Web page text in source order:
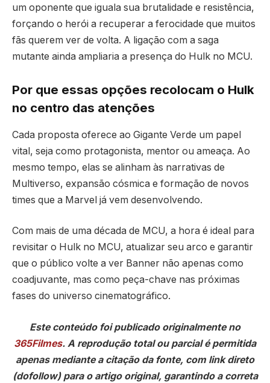
um oponente que iguala sua brutalidade e resistência,
forçando o herói a recuperar a ferocidade que muitos
fãs querem ver de volta. A ligação com a saga
mutante ainda ampliaria a presença do Hulk no MCU.
Por que essas opções recolocam o Hulk
no centro das atenções
Cada proposta oferece ao Gigante Verde um papel
vital, seja como protagonista, mentor ou ameaça. Ao
mesmo tempo, elas se alinham às narrativas de
Multiverso, expansão cósmica e formação de novos
times que a Marvel já vem desenvolvendo.
Com mais de uma década de MCU, a hora é ideal para
revisitar o Hulk no MCU, atualizar seu arco e garantir
que o público volte a ver Banner não apenas como
coadjuvante, mas como peça-chave nas próximas
fases do universo cinematográfico.
Este conteúdo foi publicado originalmente no
365Filmes. A reprodução total ou parcial é permitida
apenas mediante a citação da fonte, com link direto
(dofollow) para o artigo original, garantindo a correta